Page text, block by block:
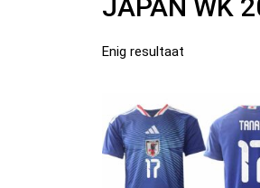
JAPAN WK
Enig resultaat